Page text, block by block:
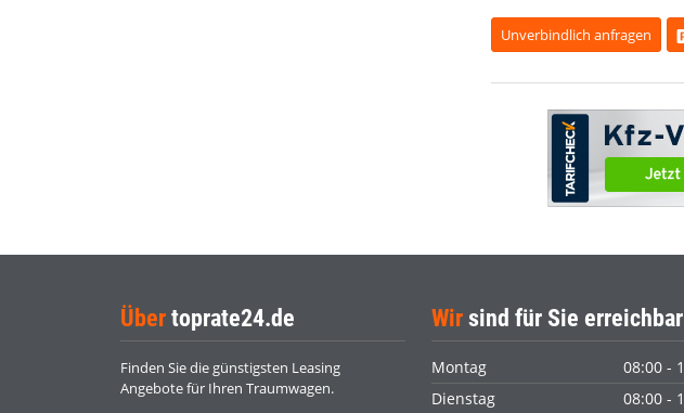
Unverbindlich anfragen
Über toprate24.de
Finden Sie die günstigsten Leasing
Angebote für Ihren Traumwagen.
Wirsind für Sie erreichbar
Montag
08:00 -
Dienstag
08:00 -